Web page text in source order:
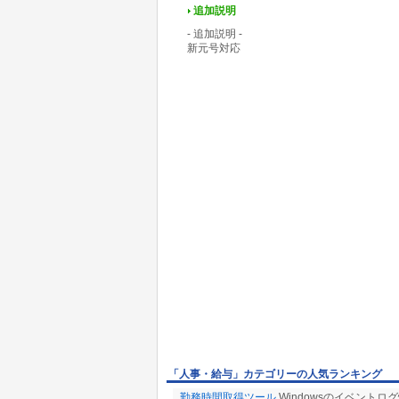
追加説明
- 追加説明 -
新元号対応
「人事・給与」カテゴリーの人気ランキング